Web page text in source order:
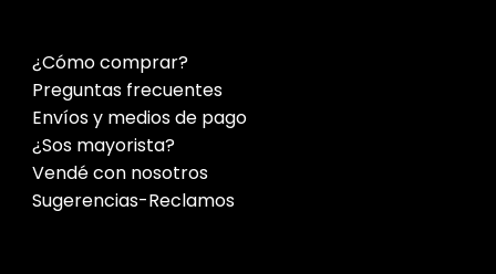
¿Cómo comprar?
Preguntas frecuentes
Envíos y medios de pago
¿Sos mayorista?
Vendé con nosotros
Sugerencias-Reclamos